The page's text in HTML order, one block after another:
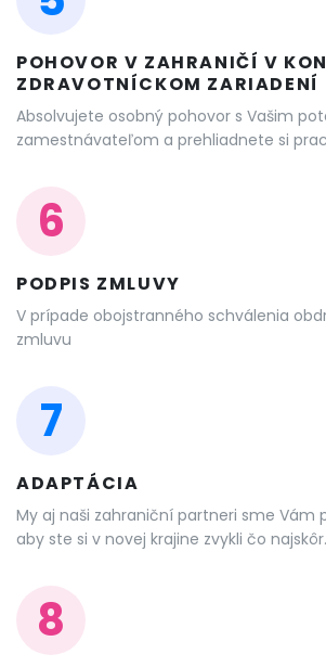
POHOVOR V ZAHRANIČÍ V
ZDRAVOTNÍCKOM ZARIADENÍ
Absolvujete osobný pohovor s Vašim
zamestnávateľom a prehliadnete si
6
PODPIS ZMLUVY
V prípade obojstranného schválenia
zmluvu
7
ADAPTÁCIA
My aj naši zahraniční partneri sme Vám
aby ste si v novej krajine zvykli čo najskôr.
8